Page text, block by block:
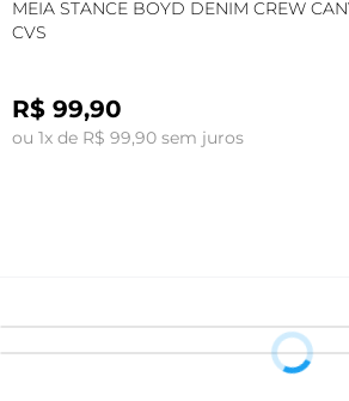
MEIA STANCE BOYD DENIM CREW
CVS
R$ 99,90
ou 1x de R$ 99,90 sem juros